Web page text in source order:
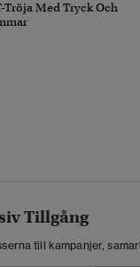
Tröja Med Tryck Och
Från
Tillgång
till kampanjer,